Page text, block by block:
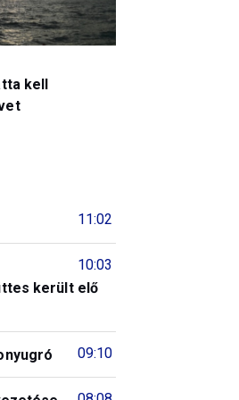
kell
11:02
10:03
került elő
09:10